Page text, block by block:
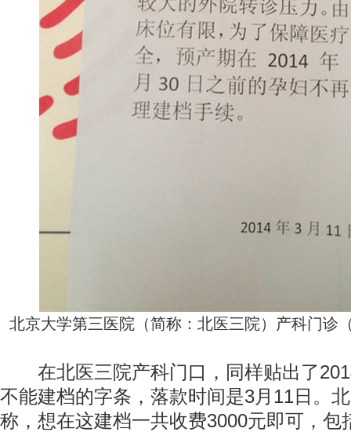
北京大学第三医院（简称：北医三院）产科门诊
在北医三院产科门口，同样贴出了
不能建档的字条，落款时间是3月11日。
称，想在这建档一共收费3000元即可，包